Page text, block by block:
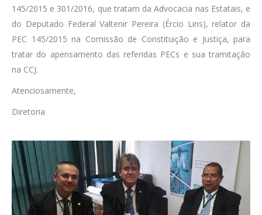
145/2015 e 301/2016, que tratam da Advocacia nas Estatais, e
do Deputado Federal Valtenir Pereira (Ércio Lins), relator da
PEC 145/2015 na Comissão de Constituição e Justiça, para
tratar do apensamento das referidas PECs e sua tramitação
na CCJ.
Atenciosamente,
Diretoria